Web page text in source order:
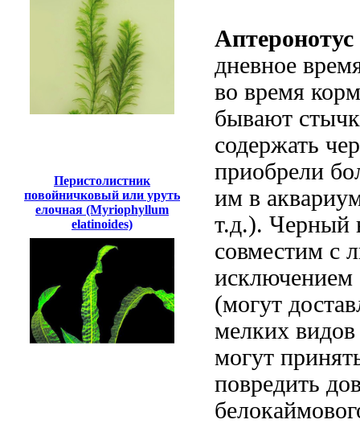
Перистолистник
повойничковый или уруть
елочная (Myriophyllum
elatinoides)
дневное
во время
бывают
содержать
приобрели
им в
т.д.). Черный
совместим с
исключением
(могут
мелких
могут
повредить